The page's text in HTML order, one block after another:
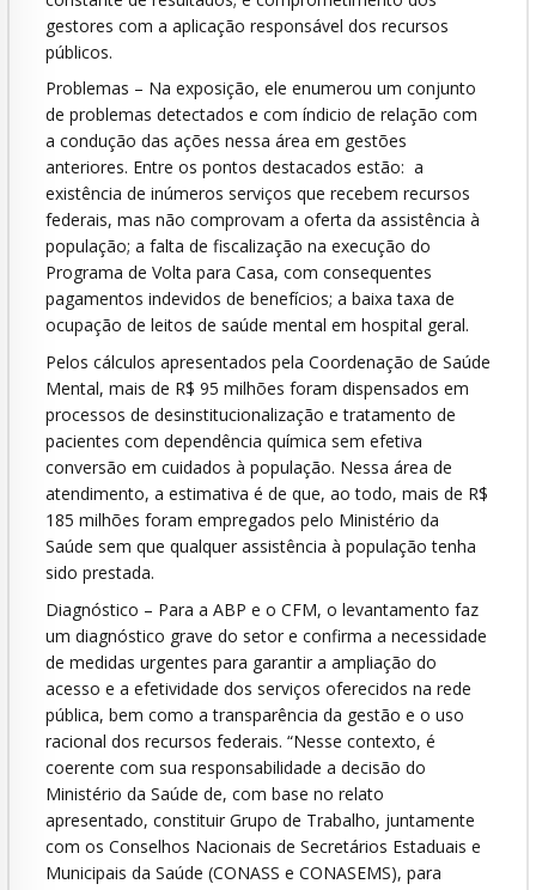
gestores com a aplicação responsável dos recursos
públicos.
Problemas – Na exposição, ele enumerou um conjunto
de problemas detectados e com índicio de relação com
a condução das ações nessa área em gestões
anteriores. Entre os pontos destacados estão: a
existência de inúmeros serviços que recebem recursos
federais, mas não comprovam a oferta da assistência à
população; a falta de fiscalização na execução do
Programa de Volta para Casa, com consequentes
pagamentos indevidos de benefícios; a baixa taxa de
ocupação de leitos de saúde mental em hospital geral.
Pelos cálculos apresentados pela Coordenação de Saúde
Mental, mais de R$ 95 milhões foram dispensados em
processos de desinstitucionalização e tratamento de
pacientes com dependência química sem efetiva
conversão em cuidados à população. Nessa área de
atendimento, a estimativa é de que, ao todo, mais de R$
185 milhões foram empregados pelo Ministério da
Saúde sem que qualquer assistência à população tenha
sido prestada.
Diagnóstico – Para a ABP e o CFM, o levantamento faz
um diagnóstico grave do setor e confirma a necessidade
de medidas urgentes para garantir a ampliação do
acesso e a efetividade dos serviços oferecidos na rede
pública, bem como a transparência da gestão e o uso
racional dos recursos federais. “Nesse contexto, é
coerente com sua responsabilidade a decisão do
Ministério da Saúde de, com base no relato
apresentado, constituir Grupo de Trabalho, juntamente
com os Conselhos Nacionais de Secretários Estaduais e
Municipais da Saúde (CONASS e CONASEMS), para